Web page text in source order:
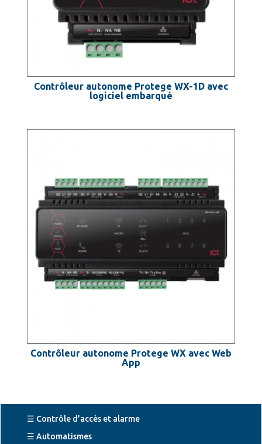
Contrôleur autonome Protege WX-1D avec
logiciel embarqué
Contrôleur autonome Protege WX avec Web
App
☰ Contrôle d’accès et alarme
☰ Automatismes